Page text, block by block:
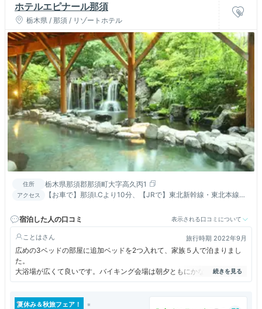
ホテルエピナール那須
栃木県 / 那須 / リゾートホテル
住所 栃木県那須郡那須町大字高久丙1
アクセス
【お車で】那須I.Cより10分、【JRで】東北新幹線・東北本線
宿泊した人の口コミ
表示される口コミについて
ことは 旅行時期 2022年9月
広めの3ベッドの部屋に追加ベッドを2つ入れて、家族５人で泊まりまし
た。
大浴場が広くて良いです。バイキング会場は朝夕ともにかなり混んでいま
した。開店直後に行かないと、スムーズに入れません。それ以降は会場に
夏休み＆秋旅フェア！